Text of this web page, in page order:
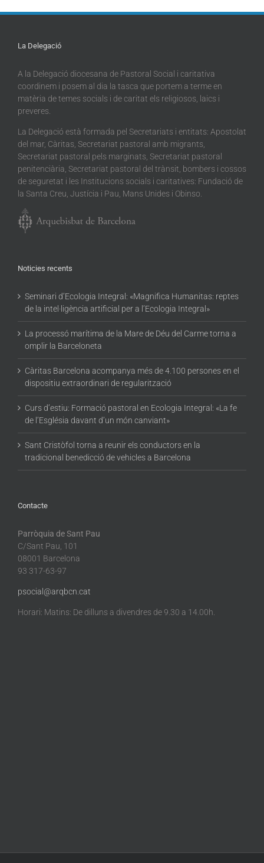
La Delegació
A la Delegació diocesana de Pastoral Social i caritativa
coordinem i posem al dia la tasca que portem a terme en
matèria de temes socials i de caritat els religiosos, laics i
preveres.
La Delegació està formada pel Secretariats i entitats: Apostolat
del mar, Càritas, Secretariat pastoral amb migrants,
Secretariat pastoral pels marginats, Secretariat pastoral
penitenciària, Secretariat pastoral del trànsit, bombers i cossos
de seguretat i les Institucions socials i caritatives: Fundació de
la Santa Creu, Justícia i Pau, Mans Unides i Obinso.
Noticies recents
Seminari d’Ecologia Integral: «Magnifica Humanitas: reptes
de la intel·ligència artificial per a l’Ecologia Integral»
La processó marítima de la Mare de Déu del Carme torna a
omplir la Barceloneta
Càritas Barcelona acompanya més de 4.100 persones en el
dispositiu extraordinari de regularització
Curs d’estiu: Formació pastoral en Ecologia Integral: «La fe
de l’Església davant d’un món canviant»
Sant Cristòfol torna a reunir els conductors en la
tradicional benedicció de vehicles a Barcelona
Contacte
Parròquia de Sant Pau
C/Sant Pau, 101
08001 Barcelona
93 317-63-97
psocial@arqbcn.cat
Horari: Matins: De dilluns a divendres de 9.30 a 14.00h.